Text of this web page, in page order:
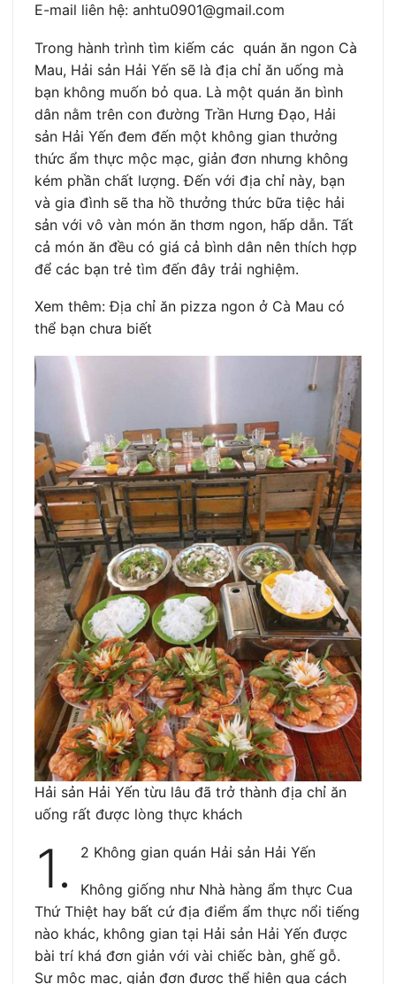
E-mail liên hệ: anhtu0901@gmail.com
Trong hành trình tìm kiếm các quán ăn ngon Cà
Mau, Hải sản Hải Yến sẽ là địa chỉ ăn uống mà
bạn không muốn bỏ qua. Là một quán ăn bình
dân nằm trên con đường Trần Hưng Đạo, Hải
sản Hải Yến đem đến một không gian thưởng
thức ẩm thực mộc mạc, giản đơn nhưng không
kém phần chất lượng. Đến với địa chỉ này, bạn
và gia đình sẽ tha hồ thưởng thức bữa tiệc hải
sản với vô vàn món ăn thơm ngon, hấp dẫn. Tất
cả món ăn đều có giá cả bình dân nên thích hợp
để các bạn trẻ tìm đến đây trải nghiệm.
Xem thêm: Địa chỉ ăn pizza ngon ở Cà Mau có
thể bạn chưa biết
Hải sản Hải Yến từu lâu đã trở thành địa chỉ ăn
uống rất được lòng thực khách
1. 2 Không gian quán Hải sản Hải Yến
Không giống như Nhà hàng ẩm thực Cua
Thứ Thiệt hay bất cứ địa điểm ẩm thực nổi tiếng
nào khác, không gian tại Hải sản Hải Yến được
bài trí khá đơn giản với vài chiếc bàn, ghế gỗ.
Sự mộc mạc, giản đơn được thể hiện qua cách